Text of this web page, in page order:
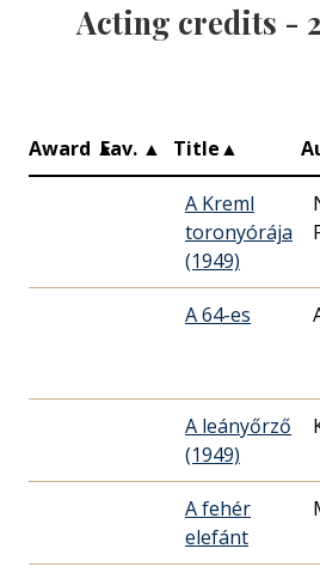
Acting credits -
Award ▲
Fav. ▲ Title▲
A Kreml
toronyórája
(1949)
A 64-es
A leányőrző
(1949)
A fehér
elefánt